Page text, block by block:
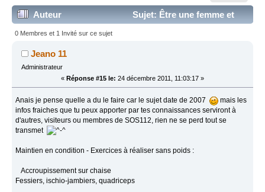
Auteur
Sujet: Être une femme et
rêver d'être Sapeur-Pompier Volontaire !!! (Lu 66402
fois)
0 Membres et 1 Invité sur ce sujet
Jeano 11
Administrateur
« Réponse #15 le: 24 décembre 2011, 11:03:17 »
Anais je pense quelle a du le faire car le sujet date de 2007
mais les
infos fraiches que tu peux apporter par tes connaissances serviront à
d'autres, visiteurs ou membres de SOS112, rien ne se perd tout se
transmet
Maintien en condition - Exercices à réaliser sans poids :
Accroupissement sur chaise
Fessiers, ischio-jambiers, quadriceps